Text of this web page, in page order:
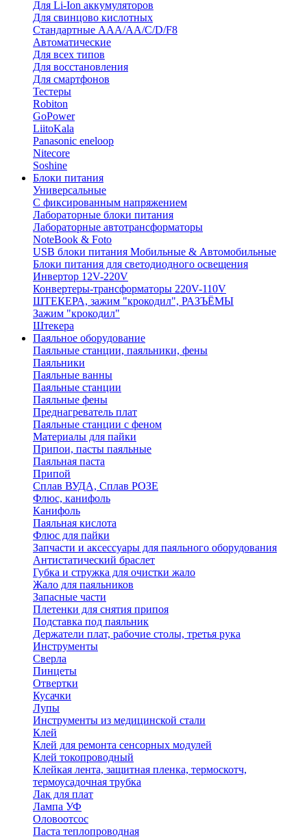
Для Li-Ion аккумуляторов
Для свинцово кислотных
Стандартные ААА/АА/С/D/F8
Автоматические
Для всех типов
Для восстановления
Для смартфонов
Тестеры
Robiton
GoPower
LiitoKala
Panasonic eneloop
Nitecore
Soshine
Блоки питания
Универсальные
C фиксированным напряжением
Лабораторные блоки питания
Лабораторные автотрансформаторы
NoteBook & Foto
USB блоки питания Мобильные & Автомобильные
Блоки питания для светодиодного освещения
Инвертор 12V-220V
Конвертеры-трансформаторы 220V-110V
ШТЕКЕРА, зажим "крокодил", РАЗЪЁМЫ
Зажим "крокодил"
Штекера
Паяльное оборудование
Паяльные станции, паяльники, фены
Паяльники
Паяльные ванны
Паяльные станции
Паяльные фены
Преднагреватель плат
Паяльные станции с феном
Материалы для пайки
Припои, пасты паяльные
Паяльная паста
Припой
Сплав ВУДА, Сплав РОЗЕ
Флюс, канифоль
Канифоль
Паяльная кислота
Флюс для пайки
Запчасти и аксессуары для паяльного оборудования
Антистатический браслет
Губка и стружка для очистки жало
Жало для паяльников
Запасные части
Плетенки для снятия припоя
Подставка под паяльник
Держатели плат, рабочие столы, третья рука
Инструменты
Сверла
Пинцеты
Отвертки
Кусачки
Лупы
Инструменты из медицинской стали
Клей
Клей для ремонта сенсорных модулей
Клей токопроводный
Клейкая лента, защитная пленка, термоскотч,
термоусадочная трубка
Лак для плат
Лампа УФ
Оловоотсос
Паста теплопроводная